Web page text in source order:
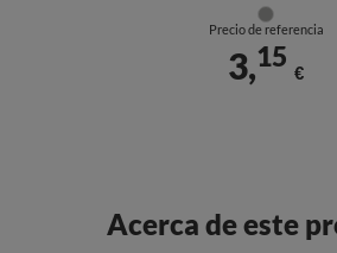
Precio de referencia
3,15
€
Acerca de este